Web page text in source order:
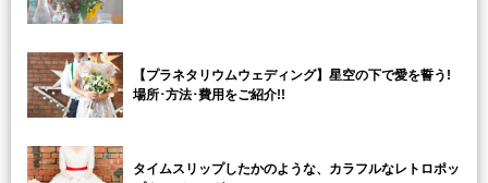
【プラネタリウムウェディング】星空の下で愛を誓う!
場所･方法･費用をご紹介!!
タイムスリップしたかのような、カラフルなレトロポッ